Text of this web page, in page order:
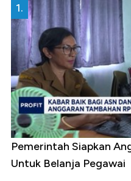
1.
Pemerintah Siapkan
Untuk Belanja Pegawai